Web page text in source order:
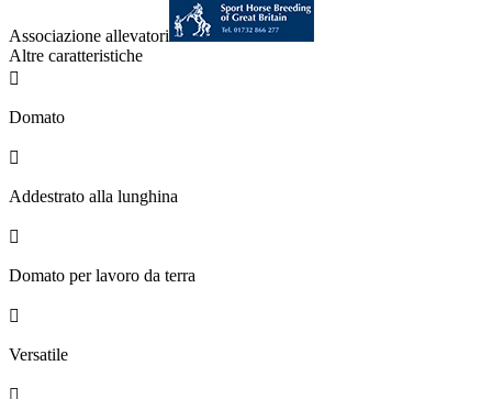
Associazione allevatori
Altre caratteristiche

Domato

Addestrato alla lunghina

Domato per lavoro da terra

Versatile
